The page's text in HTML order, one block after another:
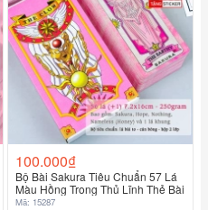
100.000₫
Bộ Bài Sakura Tiêu Chuẩn 57 Lá
Màu Hồng Trong Thủ Lĩnh Thẻ Bài
Mã: 15287